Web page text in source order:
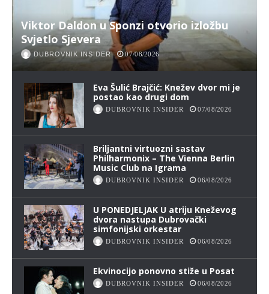
Viktor Daldon u Sponzi otvorio izložbu
Svjetlo Sjevera
DUBROVNIK INSIDER 07/08/2026
Eva Šulić Brajčić: Knežev dvor mi je
postao kao drugi dom
DUBROVNIK INSIDER 07/08/2026
Briljantni virtuozni sastav
Philharmonix – The Vienna Berlin
Music Club na Igrama
DUBROVNIK INSIDER 06/08/2026
U PONEDJELJAK U atriju Kneževog
dvora nastupa Dubrovački
simfonijski orkestar
DUBROVNIK INSIDER 06/08/2026
Ekvinocijo ponovno stiže u Posat
DUBROVNIK INSIDER 06/08/2026